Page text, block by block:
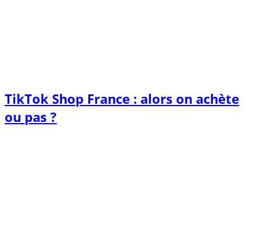
TikTok Shop France : alors on achète
ou pas ?